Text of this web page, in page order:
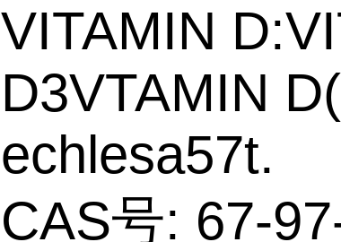
VITAMIN
D3VTAMIN
echlesa57t.
CAS号: 67-